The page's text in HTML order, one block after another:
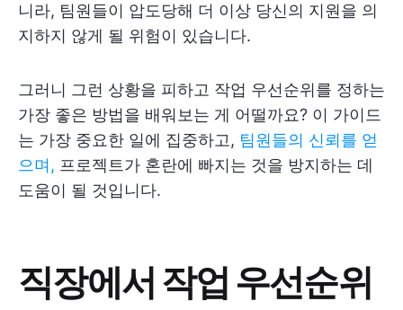
니라, 팀원들이 압도당해 더 이상 당신의 지원을 의
지하지 않게 될 위험이 있습니다.
그러니 그런 상황을 피하고 작업 우선순위를 정하는
가장 좋은 방법을 배워보는 게 어떨까요? 이 가이드
는 가장 중요한 일에 집중하고, 팀원들의 신뢰를 얻
으며, 프로젝트가 혼란에 빠지는 것을 방지하는 데
도움이 될 것입니다.
직장에서 작업 우선순위